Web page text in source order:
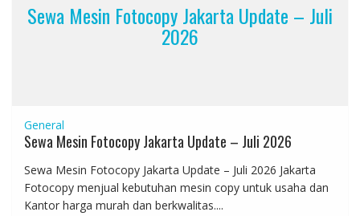
Sewa Mesin Fotocopy Jakarta Update – Juli
2026
General
Sewa Mesin Fotocopy Jakarta Update – Juli 2026
Sewa Mesin Fotocopy Jakarta Update – Juli 2026 Jakarta
Fotocopy menjual kebutuhan mesin copy untuk usaha dan
Kantor harga murah dan berkwalitas....